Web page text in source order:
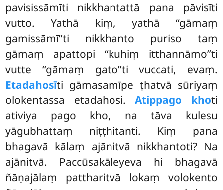
pavisissāmīti nikkhantattā pana pāvisīti
vutto. Yathā kiṃ, yathā ‘‘gāmaṃ
gamissāmī’’ti nikkhanto puriso taṃ
gāmaṃ apattopi ‘‘kuhiṃ itthannāmo’’ti
vutte ‘‘gāmaṃ gato’’ti vuccati, evaṃ.
Etadahosīti gāmasamīpe ṭhatvā sūriyaṃ
olokentassa etadahosi.Atippago khoti
ativiya pago kho, na tāva kulesu
yāgubhattaṃ niṭṭhitanti. Kiṃ pana
bhagavā kālaṃ ajānitvā nikkhantoti? Na
ajānitvā. Paccūsakāleyeva hi bhagavā
ñāṇajālaṃ pattharitvā lokaṃ volokento